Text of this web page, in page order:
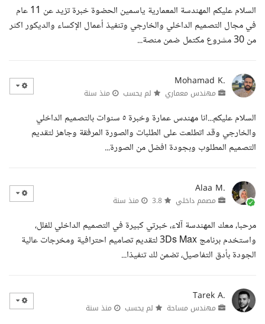
السلام عليكم المهندسة المعمارية ياسمين الحضوة خبرة تزيد عن 11 عام
في مجال التصميم الداخلي والخارجي وتنفيذ أعمال الإكساء والديكور اكثر
من 30 مشروع مكتمل ضمن منصة...
Mohamad K.
مهندس معماري لم يحسب منذ سنة
السلام عليكم...انا مهندس عمارة وخبرة ٥ سنوات بالتصميم الداخلي
والخارجي وقد اتطلعت على الطلبات والصورة المرفقة وجاهز لتقديم
التصميم المطلوب وبجودة افضل من الصورة...
Alaa M.
مصمم داخلي منذ سنة
مرحبا، معك المهندسة آلاء، خبرتي كبيرة في التصميم الداخلي للفلل،
واستخدم برنامج 3Ds Max لتقديم تصاميم احترافية ومخرجات عالية
الجودة بأدق التفاصيل، تضمن لك تنفيذا...
Tarek A.
مهندس مساحة لم يحسب منذ سنة